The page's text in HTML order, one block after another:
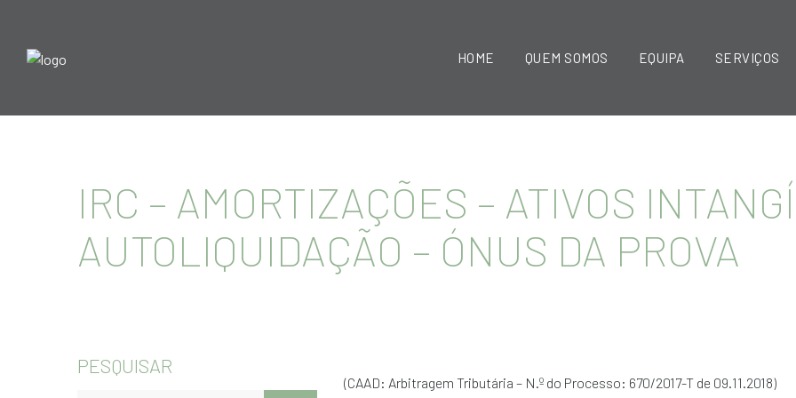
HOME QUEM SOMOS EQUIPA SERVIÇOS
IRC – AMORTIZAÇÕES – ATIVOS
AUTOLIQUIDAÇÃO – ÓNUS DA PROVA
(CAAD: Arbitragem Tributária – N.º do Processo: 670/2017-T de 09.11.2018)
PESQUISAR